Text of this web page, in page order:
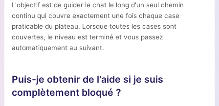
L'objectif est de guider le chat le long d'un seul chemin
continu qui couvre exactement une fois chaque case
praticable du plateau. Lorsque toutes les cases sont
couvertes, le niveau est terminé et vous passez
automatiquement au suivant.
Puis-je obtenir de l'aide si je suis
complètement bloqué ?